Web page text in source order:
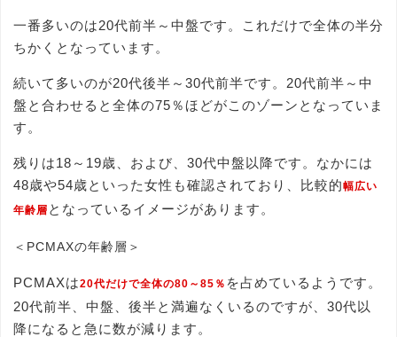
一番多いのは20代前半～中盤です。これだけで全体の半分
ちかくとなっています。
続いて多いのが20代後半～30代前半です。20代前半～中
盤と合わせると全体の75％ほどがこのゾーンとなっていま
す。
残りは18～19歳、および、30代中盤以降です。なかには
48歳や54歳といった女性も確認されており、比較的幅広い
年齢層 となっているイメージがあります。
＜PCMAXの年齢層＞
PCMAXは20代だけで全体の80～85％ を占めているようです。
20代前半、中盤、後半と満遍なくいるのですが、30代以
降になると急に数が減ります。